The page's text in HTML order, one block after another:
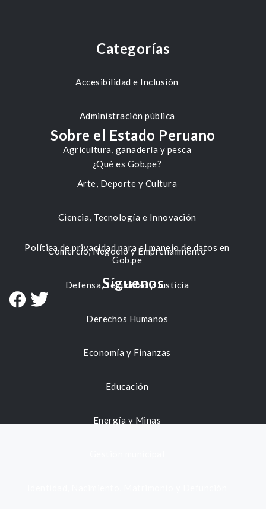
Categorías
Accesibilidad e Inclusión
Administración pública
Agricultura, ganadería y pesca
Arte, Deporte y Cultura
Ciencia, Tecnología e Innovación
Comercio, Negocio y Emprendimiento
Defensa, Seguridad y Justicia
Derechos Humanos
Economía y Finanzas
Educación
Energía y Minas
Sobre el Estado Peruano
¿Qué es Gob.pe?
Política de privacidad para el manejo de datos en
Gob.pe
Síguenos